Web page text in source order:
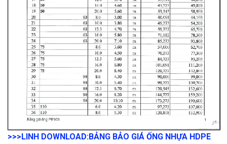
>>>LINH DOWNLOAD:BẢNG BẢO GIÁ ỐNG NHỰA HDPE